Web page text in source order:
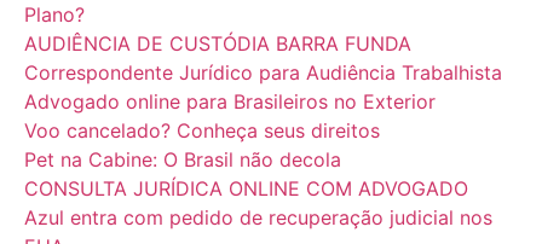
Plano?
AUDIÊNCIA DE CUSTÓDIA BARRA FUNDA
Correspondente Jurídico para Audiência Trabalhista
Advogado online para Brasileiros no Exterior
Voo cancelado? Conheça seus direitos
Pet na Cabine: O Brasil não decola
CONSULTA JURÍDICA ONLINE COM ADVOGADO
Azul entra com pedido de recuperação judicial nos